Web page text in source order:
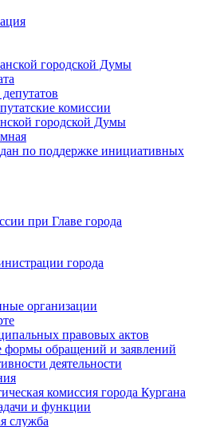
городской Думы
комиссии
городской Думы
по поддержке инициативных
при Главе города
города
организации
правовых актов
формы обращений и заявлений
деятельности
комиссия города Кургана
и функции
служба